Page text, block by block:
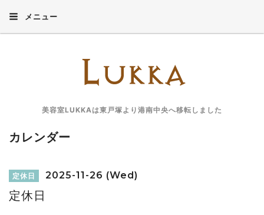
メニュー
美容室LUKKAは東戸塚より港南中央へ移転しました
カレンダー
定休日 2025-11-26 (Wed)
定休日